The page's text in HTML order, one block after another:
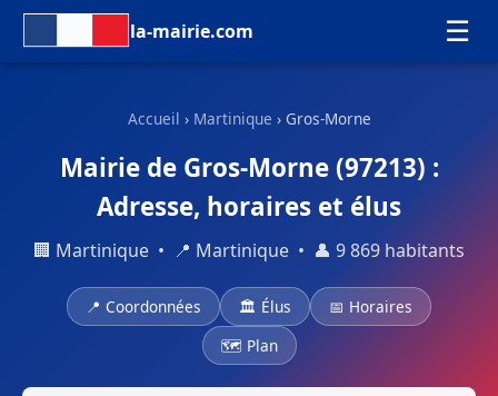
la-mairie.com ☰
Accueil › Martinique › Gros-Morne
Mairie de Gros-Morne (97213) :
Adresse, horaires et élus
🏢 Martinique • 📍 Martinique • 👤 9 869 habitants
📍 Coordonnées 🏛 Élus
📅 Horaires
🗺 Plan